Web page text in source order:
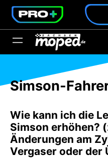
springen
Simson-
Wie kann ich die
Simson erhöhen?
Änderungen am
Vergaser oder der